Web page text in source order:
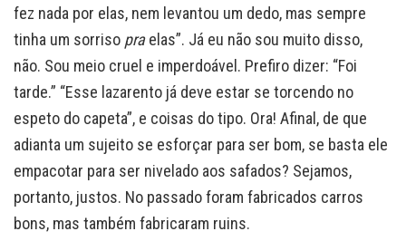
fez nada por elas, nem levantou um dedo, mas sempre
tinha um sorriso praelas”. Já eu não sou muito disso,
não. Sou meio cruel e imperdoável. Prefiro dizer: “Foi
tarde.” “Esse lazarento já deve estar se torcendo no
espeto do capeta”, e coisas do tipo. Ora! Afinal, de que
adianta um sujeito se esforçar para ser bom, se basta ele
empacotar para ser nivelado aos safados? Sejamos,
portanto, justos. No passado foram fabricados carros
bons, mas também fabricaram ruins.